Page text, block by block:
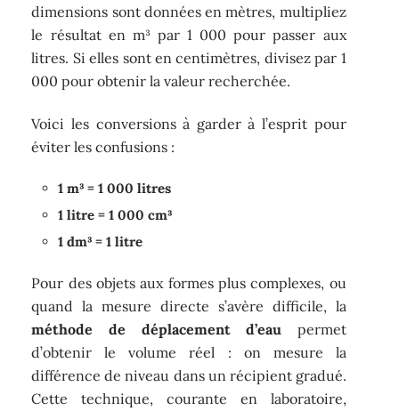
dimensions sont données en mètres, multipliez
le résultat en m³ par 1 000 pour passer aux
litres. Si elles sont en centimètres, divisez par 1
000 pour obtenir la valeur recherchée.
Voici les conversions à garder à l’esprit pour
éviter les confusions :
1 m³ = 1 000 litres
1 litre = 1 000 cm³
1 dm³ = 1 litre
Pour des objets aux formes plus complexes, ou
quand la mesure directe s’avère difficile, la
méthode de déplacement d’eau permet
d’obtenir le volume réel : on mesure la
différence de niveau dans un récipient gradué.
Cette technique, courante en laboratoire,